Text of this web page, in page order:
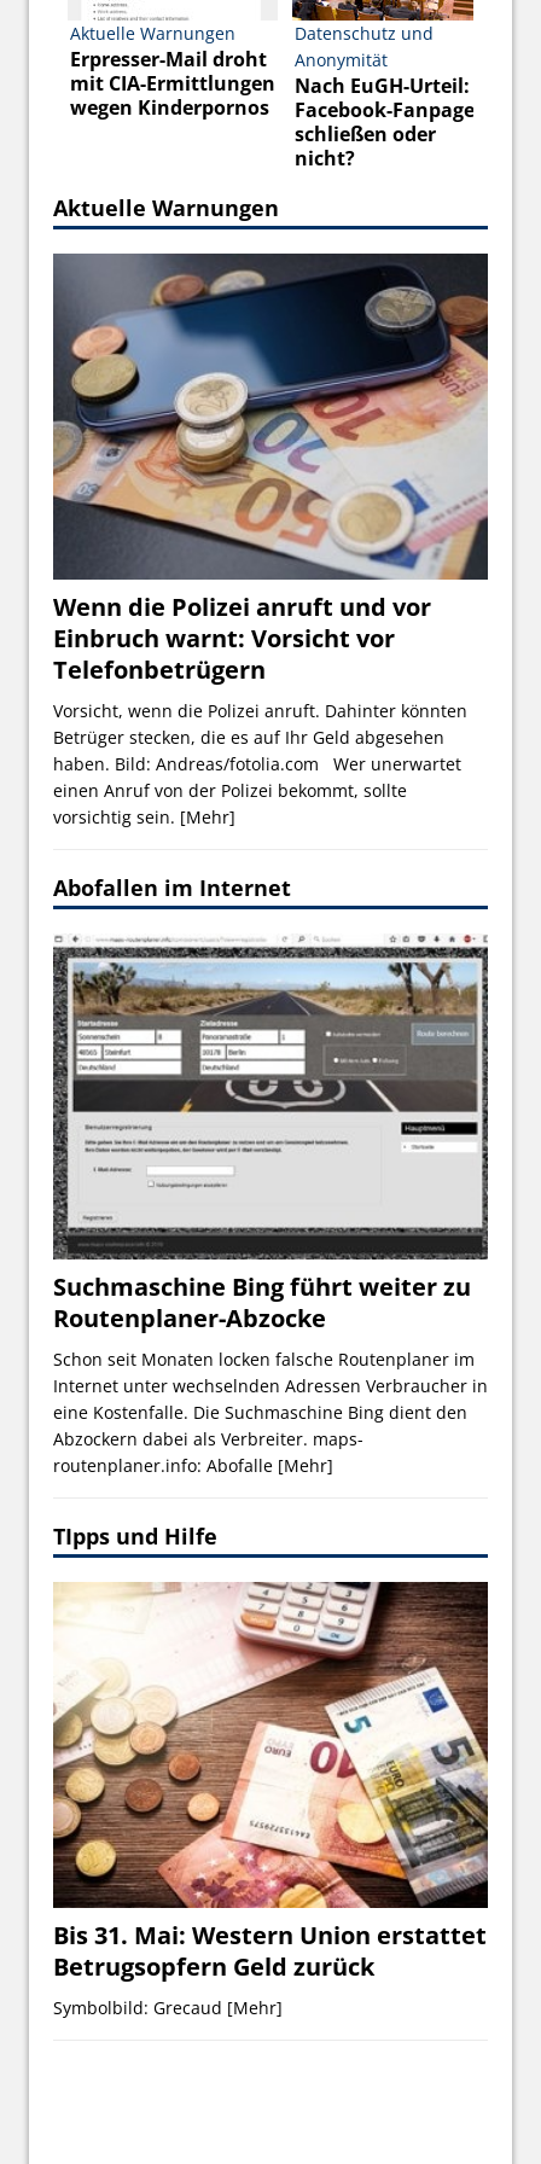
Aktuelle Warnungen
Erpresser-Mail droht
mit CIA-Ermittlungen
wegen Kinderpornos
Datenschutz und
Anonymität
Nach EuGH-Urteil:
Facebook-Fanpage
schließen oder
nicht?
Aktuelle Warnungen
Wenn die Polizei anruft und vor
Einbruch warnt: Vorsicht vor
Telefonbetrügern
Vorsicht, wenn die Polizei anruft. Dahinter könnten
Betrüger stecken, die es auf Ihr Geld abgesehen
haben. Bild: Andreas/fotolia.com Wer unerwartet
einen Anruf von der Polizei bekommt, sollte
vorsichtig sein. [Mehr]
Abofallen im Internet
Suchmaschine Bing führt weiter zu
Routenplaner-Abzocke
Schon seit Monaten locken falsche Routenplaner im
Internet unter wechselnden Adressen Verbraucher in
eine Kostenfalle. Die Suchmaschine Bing dient den
Abzockern dabei als Verbreiter. maps-
routenplaner.info: Abofalle [Mehr]
TIpps und Hilfe
Bis 31. Mai: Western Union erstattet
Betrugsopfern Geld zurück
Symbolbild: Grecaud [Mehr]